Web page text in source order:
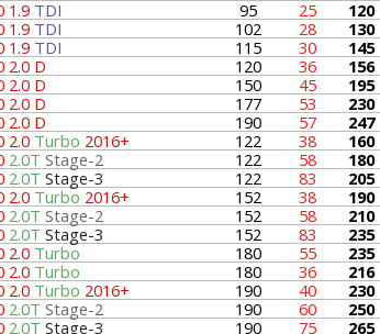
1.9 TDI 95 25 120
1.9 TDI 102 28 130
1.9 TDI 115 30 145
2.0 D
120 36 156
2.0 D
150 45 195
2.0 D
177 53 230
2.0 D
190 57 247
2.0 Turbo 2016+ 122 38 160
2.0T Stage-2 122 58 180
2.0T Stage-3 122 83 205
2.0 Turbo 2016+ 152 38 190
2.0T Stage-2 152 58 210
2.0T Stage-3 152 83 235
2.0 Turbo 180 55 235
2.0 Turbo 180 36 216
2.0 Turbo 2016+ 190 40 230
2.0T Stage-2 190 60 250
2.0T Stage-3 190 75 265